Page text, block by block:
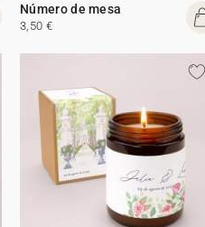
Número de mesa
3,50 €